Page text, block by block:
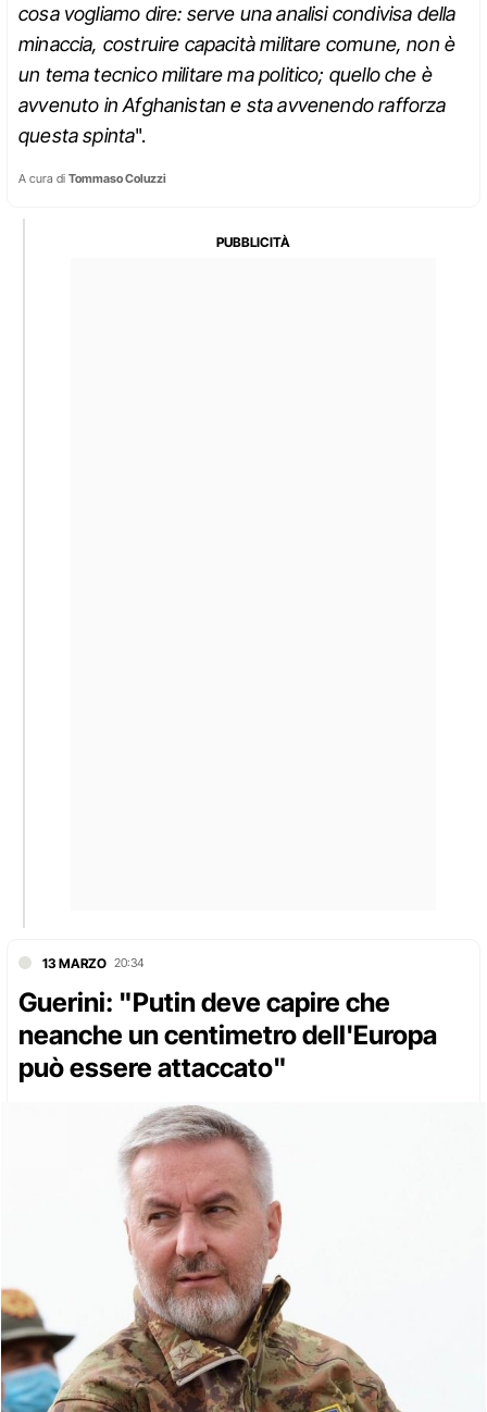
cosa vogliamo dire: serve una analisi condivisa della
minaccia, costruire capacità militare comune, non è
un tema tecnico militare ma politico; quello che è
avvenuto in Afghanistan e sta avvenendo rafforza
questa spinta".
A cura di Tommaso Coluzzi
13 MARZO 20:34
Guerini: "Putin deve capire che
neanche un centimetro dell'Europa
può essere attaccato"